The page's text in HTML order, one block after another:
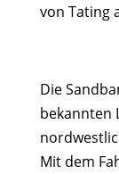
von Tating
Die
bekannten
Mit dem